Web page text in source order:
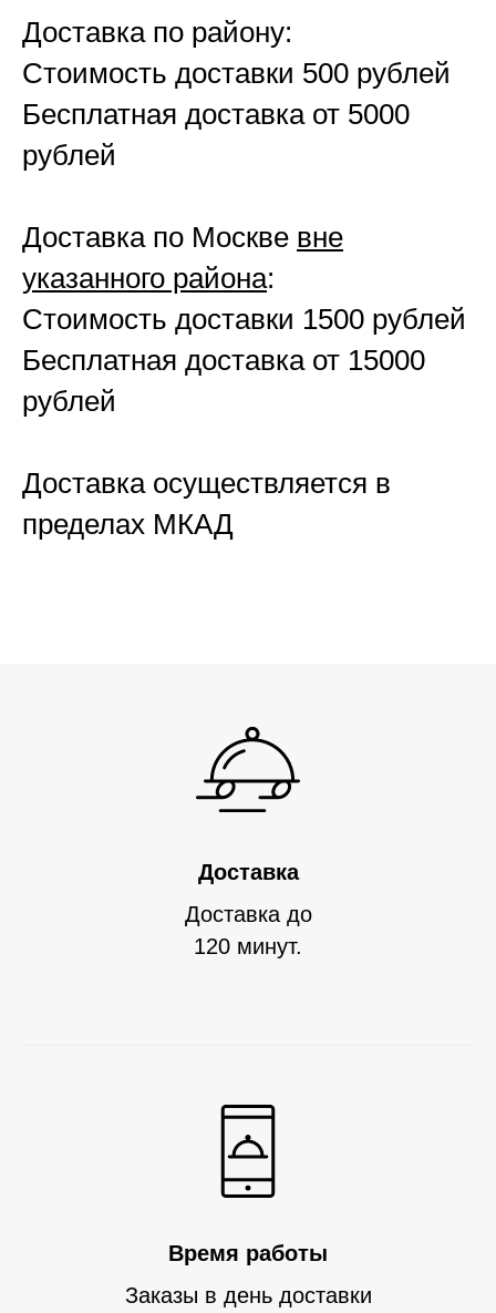
Доставка по району:
Стоимость доставки 500 рублей
Бесплатная доставка от 5000
рублей
Доставка по Москве вне
указанного района:
Стоимость доставки 1500 рублей
Бесплатная доставка от 15000
рублей
Доставка осуществляется в
пределах МКАД
Доставка
Доставка до
120 минут.
Время работы
Заказы в день доставки